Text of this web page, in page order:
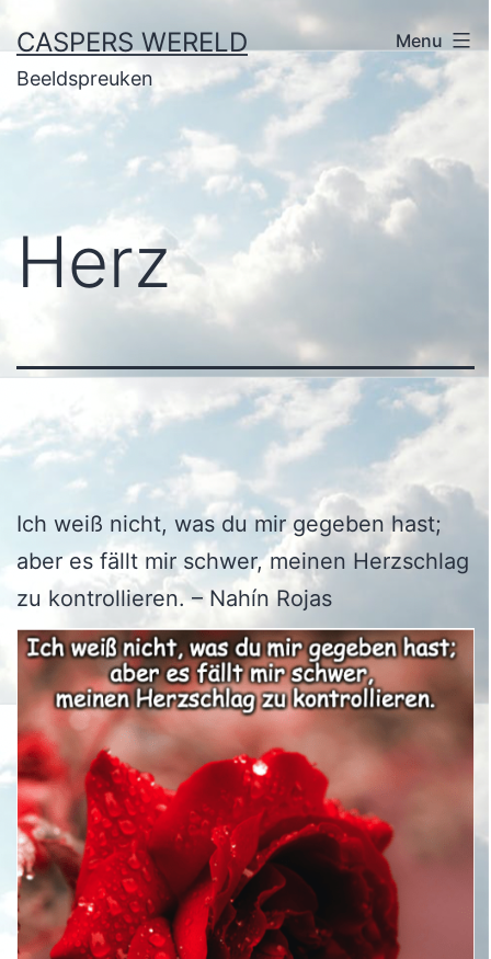
naar
de
inhoud
CASPERS WERELD
Beeldspreuken
Menu
Herz
Ich weiß nicht, was du mir gegeben hast;
aber es fällt mir schwer, meinen Herzschlag
zu kontrollieren. – Nahín Rojas